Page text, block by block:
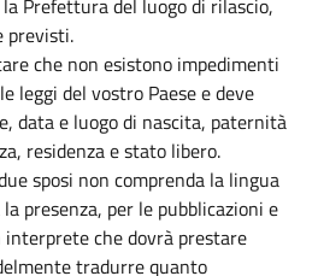
previsti.
che non esistono impedimenti
leggi del vostro Paese e deve
data e luogo di nascita, paternità
residenza e stato libero.
sposi non comprenda la lingua
presenza, per le pubblicazioni e
che dovrà prestare
tradurre quanto